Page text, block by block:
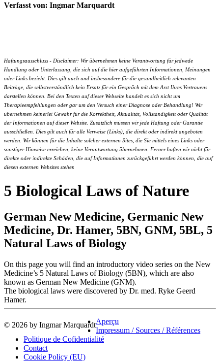
Verfasst von: Ingmar Marquardt
Haftungsausschluss - Disclaimer: Wir übernehmen keine Verantwortung für jedwede
Handlung oder Unterlassung, die sich auf die hier aufgeführten Informationen, Meinungen
oder Links bezieht. Dies gilt auch und insbesondere für die gesundheitlich relevanten
Beiträge, die selbstverständlich kein Ersatz für ein Gespräch mit dem Arzt Ihres Vertrauens
darstellen können. Bei den Texten auf dieser Webseite handelt es sich nicht um
Therapieempfehlungen oder gar um den Versuch einer Diagnose oder Behandlung! Wir
übernehmen keinerlei Gewähr für die Korrektheit, Aktualität, Vollständigkeit oder Qualität
der Informationen auf dieser Website. Zusätzlich müssen wir jede Haftung oder Garantie
ausschließen. Dies gilt auch für alle Verweise (Links), die direkt oder indirekt angeboten
werden. Wir können für die Inhalte solcher externen Sites, die Sie mittels eines Links oder
sonstiger Hinweise erreichen, keine Verantwortung übernehmen. Ferner haften wir nicht für
direkte oder indirekte Schäden, die auf Informationen zurückgeführt werden können, die auf
diesen externen Websites stehen
5 Biological Laws of Nature
German New Medicine, Germanic New
Medicine, Dr. Hamer, 5BN, GNM, 5BL, 5
Natural Laws of Biology
On this page you will find an introductory video series on the New
Medicine’s 5 Natural Laws of Biology (5BN), which are also
known as German New Medicine (GNM).
The biological laws were discovered by Dr. med. Ryke Geerd
Hamer.
© 2026 by Ingmar MarquardtAperçu
Impressum / Sources / Références
Politique de Cofidentialité
Contact
Cookie Policy (EU)